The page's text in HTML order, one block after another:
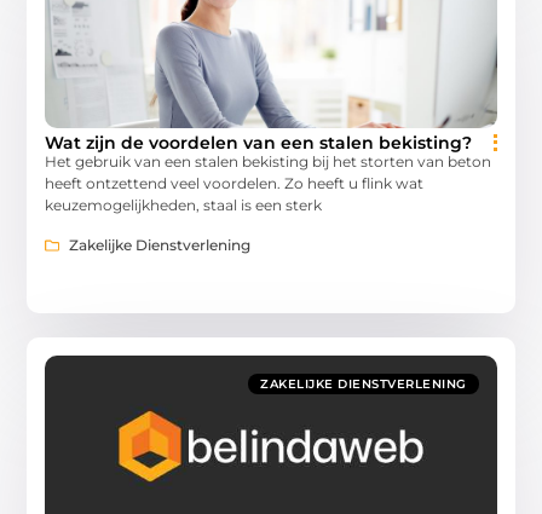
Wat zijn de voordelen van een stalen bekisting?
Het gebruik van een stalen bekisting bij het storten van beton
heeft ontzettend veel voordelen. Zo heeft u flink wat
keuzemogelijkheden, staal is een sterk
Zakelijke Dienstverlening
ZAKELIJKE DIENSTVERLENING